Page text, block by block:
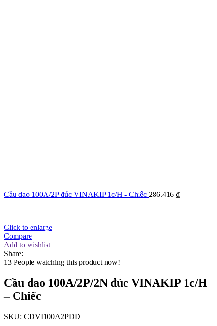
Cầu dao 100A/2P đúc VINAKIP 1c/H - Chiếc 286.416 ₫
Click to enlarge
Compare
Add to wishlist
Share:
13 People watching this product now!
Cầu dao 100A/2P/2N đúc VINAKIP 1c/H
– Chiếc
SKU: CDVI100A2PDD